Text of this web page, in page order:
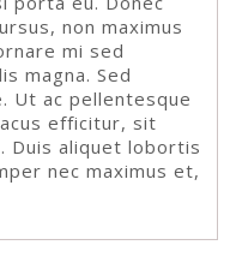
non maximus
mi sed
magna. Sed
Ut ac pellentesque
efficitur, sit
Duis aliquet lobortis
nec maximus et,